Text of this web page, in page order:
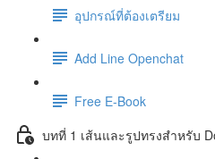
อุปกรณ์ที่ต้องเตรียม
Add Line Openchat
Free E-Book
บทที่ 1 เส้นและรูปทรงสำหรับ